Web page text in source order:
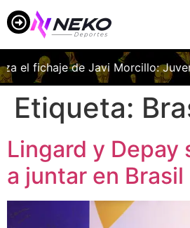
el fichaje de Javi Morcillo:
Etiqueta:
Lingard y Depay
a juntar en Brasil